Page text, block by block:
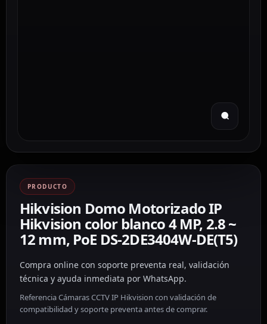
PRODUCTO
Hikvision Domo Motorizado IP
Hikvision color blanco 4 MP, 2.8 ~
12 mm, PoE DS-2DE3404W-DE(T5)
Compra online con soporte preventa real, validación
técnica y ayuda inmediata por WhatsApp.
Referencia Cámaras CCTV IP Hikvision con validación de
compatibilidad y soporte preventa antes de comprar.